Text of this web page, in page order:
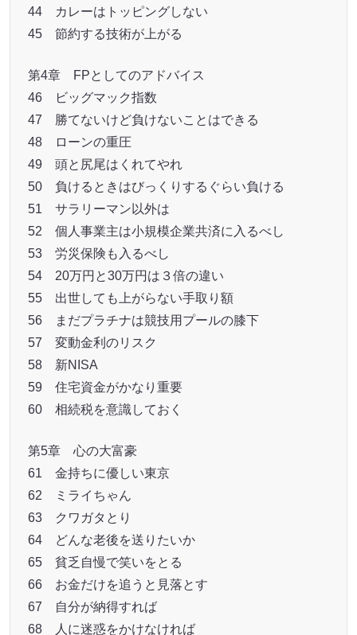
44 カレーはトッピングしない
45 節約する技術が上がる
第4章 FPとしてのアドバイス
46 ビッグマック指数
47 勝てないけど負けないことはできる
48 ローンの重圧
49 頭と尻尾はくれてやれ
50 負けるときはびっくりするぐらい負ける
51 サラリーマン以外は
52 個人事業主は小規模企業共済に入るべし
53 労災保険も入るべし
54 20万円と30万円は３倍の違い
55 出世しても上がらない手取り額
56 まだプラチナは競技用プールの膝下
57 変動金利のリスク
58 新NISA
59 住宅資金がかなり重要
60 相続税を意識しておく
第5章 心の大富豪
61 金持ちに優しい東京
62 ミライちゃん
63 クワガタとり
64 どんな老後を送りたいか
65 貧乏自慢で笑いをとる
66 お金だけを追うと見落とす
67 自分が納得すれば
68 人に迷惑をかけなければ